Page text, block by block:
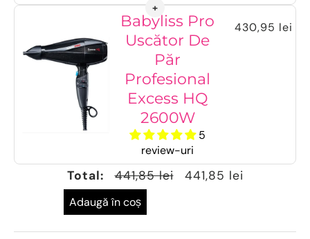
Babyliss Pro
Uscător De
Păr
Profesional
Excess HQ
2600W
5
review-uri
430,95 lei
Total: 441,85 lei 441,85 lei
Adaugă în coș